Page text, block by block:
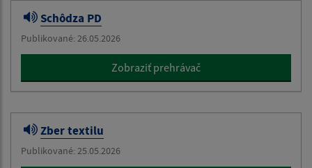
Schôdza PD
Publikované: 26.05.2026
Zobraziť prehrávač
Zber textilu
Publikované: 25.05.2026